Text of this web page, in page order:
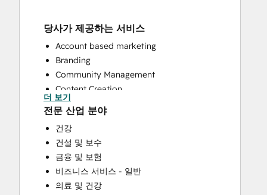
당사가 제공하는 서비스
Account based marketing
Branding
Community Management
Content Creation
Conversational Marketing
CRM Implementation
CRM Migration
Custom API Integrations
Customer Marketing
Customer Success Training
Customer Support Training
더 보기
전문 산업 분야
건강
건설 및 보수
금융 및 보험
비즈니스 서비스 - 일반
의료 및 건강